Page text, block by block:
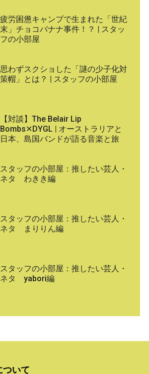
疲労困憊キャンプで生まれた「世紀
末」チョコバナナ事件！？ | スタッ
フの小部屋
思わずスクショした「謎の少子化対
策帽」とは？ | スタッフの小部屋
【対談】The Belair Lip
Bombs✕DYGL | オーストラリアと
日本、島国バンドが語る音楽と旅
スタッフの小部屋：推したい芸人・
ネタ わきき編
スタッフの小部屋：推したい芸人・
ネタ まりりん編
スタッフの小部屋：推したい芸人・
ネタ yabori編
ついて